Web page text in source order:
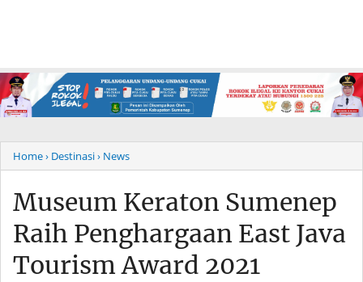
Home› Destinasi› News
Museum Keraton Sumenep
Raih Penghargaan East Java
Tourism Award 2021